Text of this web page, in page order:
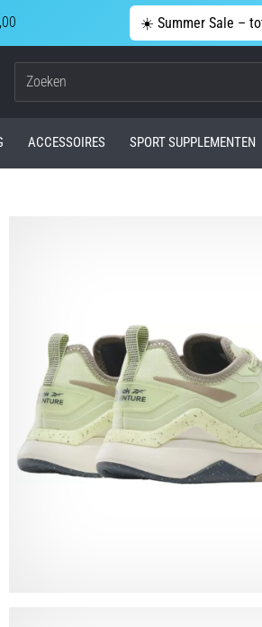
☀️ Summer Sale –
ACCESSOIRES SPORT SUPPLEMENTEN